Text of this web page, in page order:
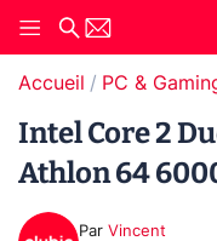
Accueil PC &
Intel Core 2
Athlon 64
Par Vincent